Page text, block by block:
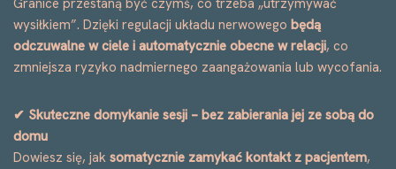
Granice przestaną być czymś, co trzeba „utrzymywać
wysiłkiem”. Dzięki regulacji układu nerwowego będą
odczuwalne w ciele i automatycznie obecne w relacji, co
zmniejsza ryzyko nadmiernego zaangażowania lub wycofania.
✔ Skuteczne domykanie sesji – bez zabierania jej ze sobą do
domu
Dowiesz się, jak somatycznie zamykać kontakt z pacjentem,